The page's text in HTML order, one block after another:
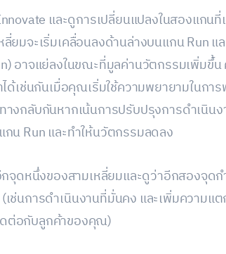
และดูการเปลี่ยนแปลงในสองแกนที่
ยมจะเริ่มเคลื่อนลงด้านล่างบนแกน Run
อาจแย่ลงในขณะที่มูลค่านวัตกรรมเพิ่มขึ้
เช่นกันเมื่อคุณเริ่มใช้ความพยายามในกา
งกลับกันหากเน้นการปรับปรุงการดำเนิน
น Run และทำให้นวัตกรรมลดลง
หนึ่งของสามเหลี่ยมและดูว่าอีกสองจุดก
ช่นการดำเนินงานที่มั่นคง และเพิ่มความแ
ต่อกับลูกค้าของคุณ)